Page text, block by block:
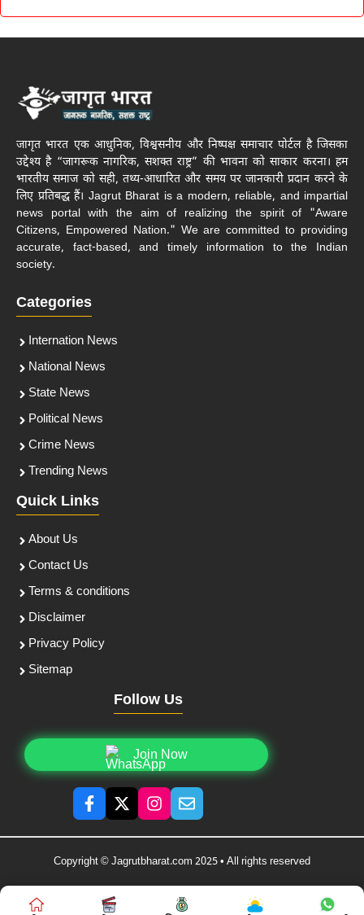
जागृत भारत एक आधुनिक, विश्वसनीय और निष्पक्ष समाचार पोर्टल है जिसका
उद्देश्य है “जागरूक नागरिक, सशक्त राष्ट्र” की भावना को साकार करना। हम
भारतीय समाज को सही, तथ्य-आधारित और समय पर जानकारी प्रदान करने के
लिए प्रतिबद्ध हैं। Jagrut Bharat is a modern, reliable, and impartial
news portal with the aim of realizing the spirit of "Aware
Citizens, Empowered Nation." We are committed to providing
accurate, fact-based, and timely information to the Indian
society.
Categories
Internation News
National News
State News
Political News
Crime News
Trending News
Quick Links
About Us
Contact Us
Terms & conditions
Disclaimer
Privacy Policy
Sitemap
Follow Us
Join Now
Copyright © Jagrutbharat.com 2025 • All rights reserved